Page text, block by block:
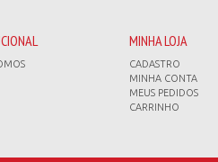
MINHA LOJA
CADASTRO
MINHA CONTA
MEUS PEDIDOS
CARRINHO